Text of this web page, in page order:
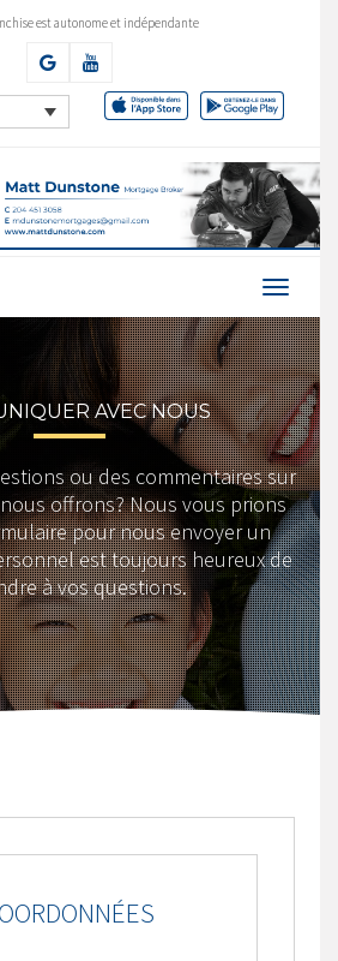
est autonome et indépendante
AVEC NOUS
ou des commentaires sur
offrons? Nous vous prions
pour nous envoyer un
est toujours heureux de
à vos questions.